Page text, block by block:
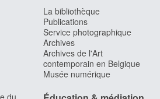
du
La bibliothèque
Publications
Service photographique
Archives
Archives de l'Art
contemporain en Belgique
Musée numérique